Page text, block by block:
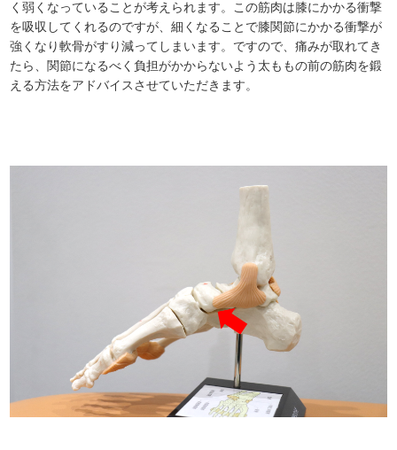
く弱くなっていることが考えられます。この筋肉は膝にかかる衝撃
を吸収してくれるのですが、細くなることで膝関節にかかる衝撃が
強くなり軟骨がすり減ってしまいます。ですので、痛みが取れてき
たら、関節になるべく負担がかからないよう太ももの前の筋肉を鍛
える方法をアドバイスさせていただきます。